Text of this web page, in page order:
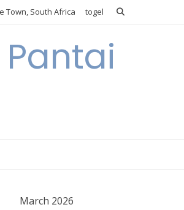
Town, South Africa togel
March 2026